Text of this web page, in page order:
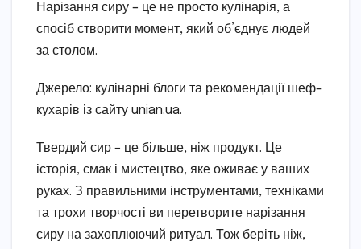
Нарізання сиру – це не просто кулінарія, а
спосіб створити момент, який об’єднує людей
за столом.
Джерело: кулінарні блоги та рекомендації шеф-
кухарів із сайту unian.ua.
Твердий сир – це більше, ніж продукт. Це
історія, смак і мистецтво, яке оживає у ваших
руках. З правильними інструментами, техніками
та трохи творчості ви перетворите нарізання
сиру на захоплюючий ритуал. Тож беріть ніж,